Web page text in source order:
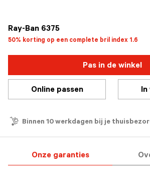
Ray-Ban 6375
50% korting op een complete bril index 1.6
Pas in de winkel
Online passen In
Binnen 10 werkdagen bij je
Onze garanties